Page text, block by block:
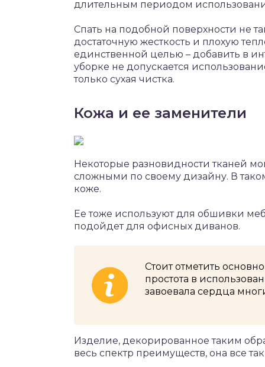
длительным периодом
Спать на подобной поверхности не
достаточную жесткость и плохую
единственной целью – добавить в
уборке не допускается
только сухая чистка.
Кожа и ее заменители
Некоторые разновидности тканей
сложными по своему дизайну. В
коже.
Ее тоже используют для обшивки
подойдет для офисных диванов.
Стоит отметить
простота в
завоевала сердца
Изделие, декорированное таким
весь спектр преимуществ, она все